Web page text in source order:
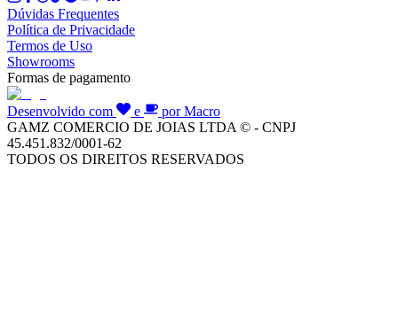
Dúvidas Frequentes
Política de Privacidade
Termos de Uso
Showrooms
Formas de pagamento
Desenvolvido com e
por Macro
GAMZ COMERCIO DE JOIAS LTDA © - CNPJ
45.451.832/0001-62
TODOS OS DIREITOS RESERVADOS